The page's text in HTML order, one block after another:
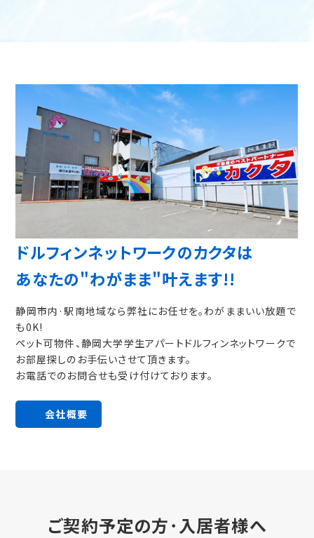
ドルフィンネットワークのカクタは
あなたの"わがまま"叶えます!!
静岡市内·駅南地域なら弊社にお任せを。わがままいい放題で
も0K!
ペット可物件、静岡大学学生アパートドルフィンネットワークで
お部屋探しのお手伝いさせて頂きます。
お電話でのお問合せも受け付けております。
会社概要
ご契約予定の方･入居者様へ